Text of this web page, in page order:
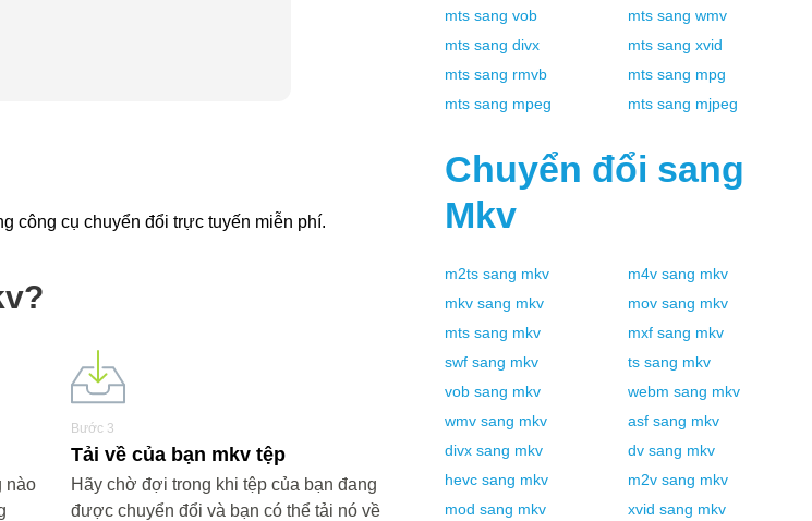
công cụ chuyển đổi trực tuyến miễn phí.
nào
Bước 3
Tải về của bạn mkv tệp
Hãy chờ đợi trong khi tệp của bạn đang
được chuyển đổi và bạn có thể tải nó về
mts sang vob mts sang wmv
mts sang divx mts sang xvid
mts sang rmvb mts sang mpg
mts sang mpeg mts sang mjpeg
Chuyển đổi sang
Mkv
m2ts sang mkv m4v sang mkv
mkv sang mkv mov sang mkv
mts sang mkv mxf sang mkv
swf sang mkv ts sang mkv
vob sang mkv webm sang mkv
wmv sang mkv asf sang mkv
divx sang mkv dv sang mkv
hevc sang mkv m2v sang mkv
mod sang mkv xvid sang mkv